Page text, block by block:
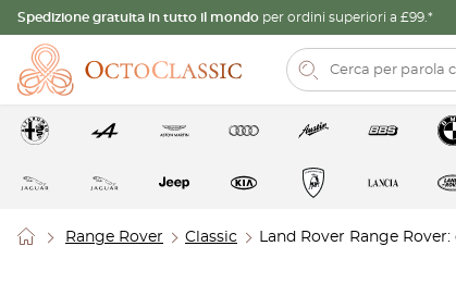
Spedizione gratuita in tutto il mondo per ordini superiori a £99.*
Range Rover Classic Land Rover Range